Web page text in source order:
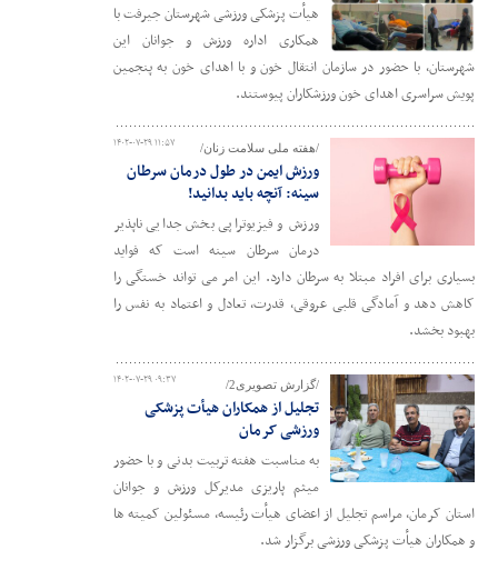
هیأت پزشکی ورزشی شهرستان جیرفت با
همکاری اداره ورزش و جوانان این
شهرستان، با حضور در سازمان انتقال خون و با اهدای خون به پنجمین
پویش سراسری اهدای خون ورزشکاران پیوستند.
۱۴۰۲-۰۷-۲۹ ۱۱:۵۷ /هفته ملی سلامت زنان/
ورزش ایمن در طول درمان سرطان
سینه: آنچه باید بدانید!
ورزش و فیزیوتراپی بخش جدایی ناپذیر
درمان سرطان سینه است که فواید
بسیاری برای افراد مبتلا به سرطان دارد. این امر می تواند خستگی را
کاهش دهد و آمادگی قلبی عروقی، قدرت، تعادل و اعتماد به نفس را
بهبود بخشد.
۱۴۰۲-۰۷-۲۹ ۰۹:۳۷ /گزارش تصویری2/
تجلیل از همکاران هیأت پزشکی
ورزشی کرمان
به مناسبت هفته تربیت بدنی و با حضور
میثم پاریزی مدیرکل ورزش و جوانان
استان کرمان، مراسم تجلیل از اعضای هیأت رئیسه، مسئولین کمیته ها
و همکاران هیأت پزشکی ورزشی برگزار شد.